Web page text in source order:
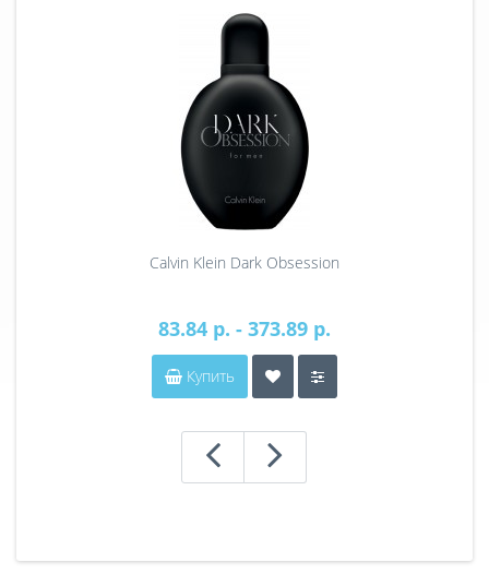
Calvin Klein Dark Obsession
83.84 р. - 373.89 р.
Купить